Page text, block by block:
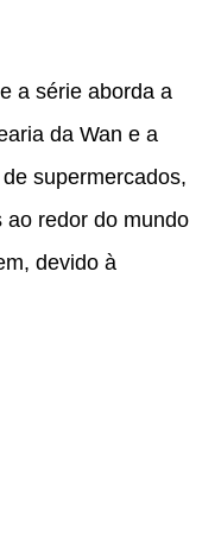
a série aborda a
da Wan e a
supermercados,
ao redor do mundo
devido à